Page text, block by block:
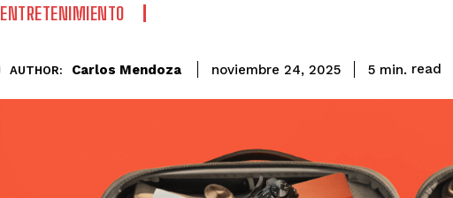
ENTRETENIMIENTO
AUTHOR: Carlos Mendoza noviembre 24, 2025 5 min. read